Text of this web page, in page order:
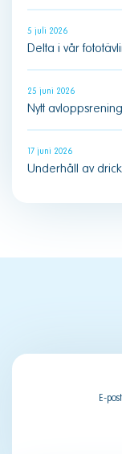
5 juli 2026
Delta i vår
25 juni 2026
Nytt
17 juni 2026
Underhåll av
E-